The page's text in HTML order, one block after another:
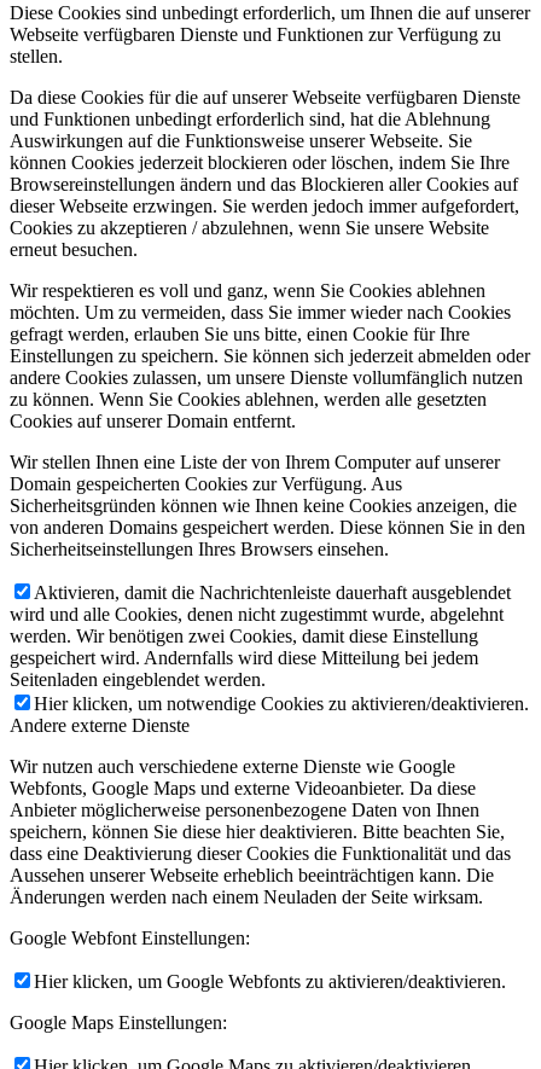
Diese Cookies sind unbedingt erforderlich, um Ihnen die auf unserer
Webseite verfügbaren Dienste und Funktionen zur Verfügung zu
stellen.
Da diese Cookies für die auf unserer Webseite verfügbaren Dienste
und Funktionen unbedingt erforderlich sind, hat die Ablehnung
Auswirkungen auf die Funktionsweise unserer Webseite. Sie
können Cookies jederzeit blockieren oder löschen, indem Sie Ihre
Browsereinstellungen ändern und das Blockieren aller Cookies auf
dieser Webseite erzwingen. Sie werden jedoch immer aufgefordert,
Cookies zu akzeptieren / abzulehnen, wenn Sie unsere Website
erneut besuchen.
Wir respektieren es voll und ganz, wenn Sie Cookies ablehnen
möchten. Um zu vermeiden, dass Sie immer wieder nach Cookies
gefragt werden, erlauben Sie uns bitte, einen Cookie für Ihre
Einstellungen zu speichern. Sie können sich jederzeit abmelden oder
andere Cookies zulassen, um unsere Dienste vollumfänglich nutzen
zu können. Wenn Sie Cookies ablehnen, werden alle gesetzten
Cookies auf unserer Domain entfernt.
Wir stellen Ihnen eine Liste der von Ihrem Computer auf unserer
Domain gespeicherten Cookies zur Verfügung. Aus
Sicherheitsgründen können wie Ihnen keine Cookies anzeigen, die
von anderen Domains gespeichert werden. Diese können Sie in den
Sicherheitseinstellungen Ihres Browsers einsehen.
Aktivieren, damit die Nachrichtenleiste dauerhaft ausgeblendet
wird und alle Cookies, denen nicht zugestimmt wurde, abgelehnt
werden. Wir benötigen zwei Cookies, damit diese Einstellung
gespeichert wird. Andernfalls wird diese Mitteilung bei jedem
Seitenladen eingeblendet werden.
Hier klicken, um notwendige Cookies zu aktivieren/deaktivieren.
Andere externe Dienste
Wir nutzen auch verschiedene externe Dienste wie Google
Webfonts, Google Maps und externe Videoanbieter. Da diese
Anbieter möglicherweise personenbezogene Daten von Ihnen
speichern, können Sie diese hier deaktivieren. Bitte beachten Sie,
dass eine Deaktivierung dieser Cookies die Funktionalität und das
Aussehen unserer Webseite erheblich beeinträchtigen kann. Die
Änderungen werden nach einem Neuladen der Seite wirksam.
Google Webfont Einstellungen:
Hier klicken, um Google Webfonts zu aktivieren/deaktivieren.
Google Maps Einstellungen: